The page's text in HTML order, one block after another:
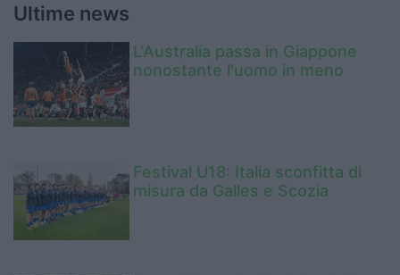
Ultime news
L'Australia passa in Giappone
nonostante l'uomo in meno
Festival U18: Italia sconfitta di
misura da Galles e Scozia